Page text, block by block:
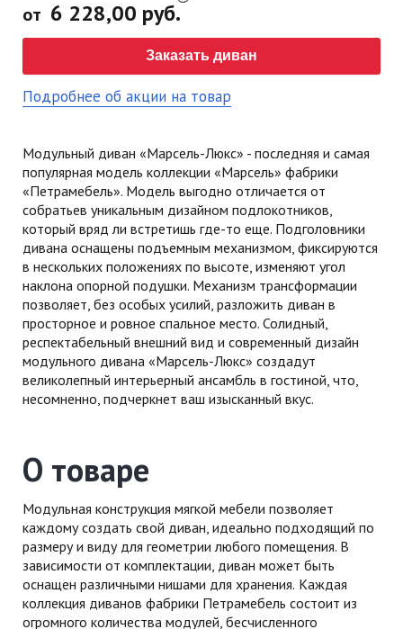
от 6 228,00 руб.
Заказать диван
Подробнее об акции на товар
Модульный диван «Марсель-Люкс» - последняя и самая
популярная модель коллекции «Марсель» фабрики
«Петрамебель». Модель выгодно отличается от
собратьев уникальным дизайном подлокотников,
который вряд ли встретишь где-то еще. Подголовники
дивана оснащены подъемным механизмом, фиксируются
в нескольких положениях по высоте, изменяют угол
наклона опорной подушки. Механизм трансформации
позволяет, без особых усилий, разложить диван в
просторное и ровное спальное место. Солидный,
респектабельный внешний вид и современный дизайн
модульного дивана «Марсель-Люкс» создадут
великолепный интерьерный ансамбль в гостиной, что,
несомненно, подчеркнет ваш изысканный вкус.
О товаре
Модульная конструкция мягкой мебели позволяет
каждому создать свой диван, идеально подходящий по
размеру и виду для геометрии любого помещения. В
зависимости от комплектации, диван может быть
оснащен различными нишами для хранения. Каждая
коллекция диванов фабрики Петрамебель состоит из
огромного количества модулей, бесчисленного